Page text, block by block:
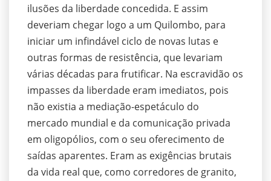
ilusões da liberdade concedida. E assim
deveriam chegar logo a um Quilombo, para
iniciar um infindável ciclo de novas lutas e
outras formas de resistência, que levariam
várias décadas para frutificar. Na escravidão os
impasses da liberdade eram imediatos, pois
não existia a mediação-espetáculo do
mercado mundial e da comunicação privada
em oligopólios, com o seu oferecimento de
saídas aparentes. Eram as exigências brutais
da vida real que, como corredores de granito,